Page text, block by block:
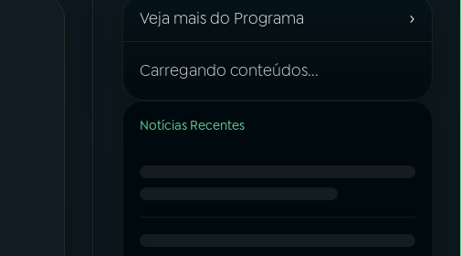
Veja mais do Programa ›
Carregando conteúdos...
Notícias Recentes